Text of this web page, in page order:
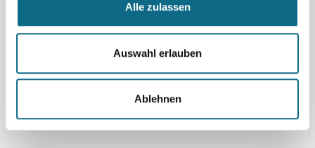
Alle zulassen
Auswahl erlauben
Ablehnen